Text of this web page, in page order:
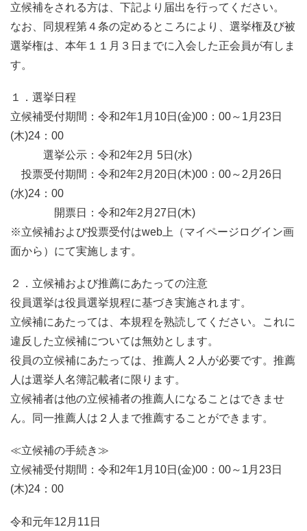
立候補をされる方は、下記より届出を行ってください。
なお、同規程第４条の定めるところにより、選挙権及び被
選挙権は、本年１１月３日までに入会した正会員が有しま
す。
１．選挙日程
立候補受付期間：令和2年1月10日(金)00：00～1月23日
(木)24：00
選挙公示：令和2年2月 5日(水)
投票受付期間：令和2年2月20日(木)00：00～2月26日
(水)24：00
開票日：令和2年2月27日(木)
※立候補および投票受付はweb上（マイページログイン画
面から）にて実施します。
２．立候補および推薦にあたっての注意
役員選挙は役員選挙規程に基づき実施されます。
立候補にあたっては、本規程を熟読してください。これに
違反した立候補については無効とします。
役員の立候補にあたっては、推薦人２人が必要です。推薦
人は選挙人名簿記載者に限ります。
立候補者は他の立候補者の推薦人になることはできませ
ん。同一推薦人は２人まで推薦することができます。
≪立候補の手続き≫
立候補受付期間：令和2年1月10日(金)00：00～1月23日
(木)24：00
令和元年12月11日